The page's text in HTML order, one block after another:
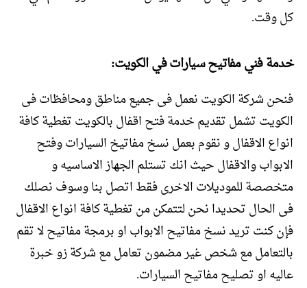
كل وقت.
خدمة فني مفاتيح سيارات في الكويت:
فنحن شركة الكويت نعمل فى جميع مناطق ومحافظات فى
الكويت تشمل تقديم خدمة فتح اقفال بالكويت تغطية كافة
انواع الاقفال و نقوم بعمل نسخ مفاتيخ السيارات وفتح
الابواب والاقفال حيث انك تستلم الجهاز الاساسيه و
متخصصة للموديلات الاخرى فقط اتصل بنا وسوف نصلك
فى الحال تحديدا نحن لتتمكن من تغطية كافة انواع الاقفال
فإن كنت تريد نسخ مفاتيح الابواب او برمجة مفاتيح لا تقم
بالتعامل مع شخص غير مضمون تعامل مع شركة زو خبرة
عاليه او تصليح مفاتيح السيارات.